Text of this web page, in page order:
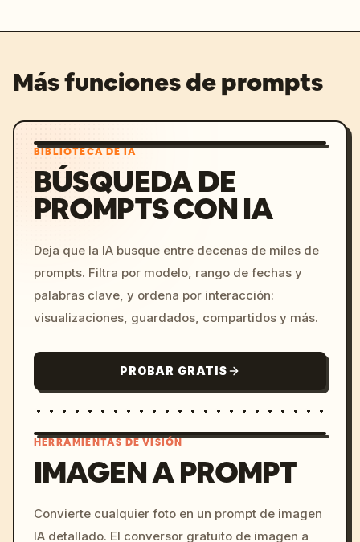
Más funciones de prompts
BIBLIOTECA DE IA
BÚSQUEDA DE
PROMPTS CON IA
Deja que la IA busque entre decenas de miles de
prompts. Filtra por modelo, rango de fechas y
palabras clave, y ordena por interacción:
visualizaciones, guardados, compartidos y más.
PROBAR GRATIS
c, cyberpunk sunset, neon
colors, 8k --v 6.0
HERRAMIENTAS DE VISIÓN
IMAGEN A PROMPT
Convierte cualquier foto en un prompt de imagen
IA detallado. El conversor gratuito de imagen a